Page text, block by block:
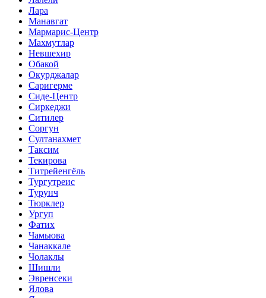
Лара
Манавгат
Мармарис-Центр
Махмутлар
Невшехир
Обакой
Окурджалар
Саригерме
Сиде-Центр
Сиркеджи
Ситилер
Соргун
Султанахмет
Таксим
Текирова
Титрейенгёль
Тургутреис
Турунч
Тюрклер
Ургуп
Фатих
Чамьюва
Чанаккале
Чолаклы
Шишли
Эвренсеки
Ялова